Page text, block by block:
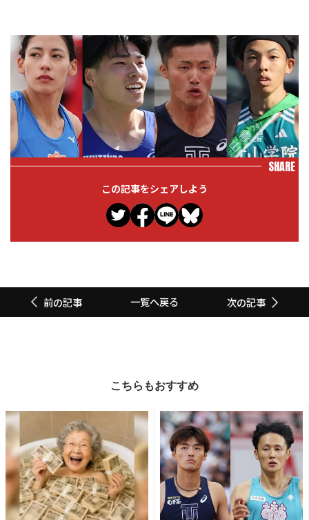
SHARE
この記事をシェアしよう
前の記事 一覧へ戻る 次の記事
こちらもおすすめ